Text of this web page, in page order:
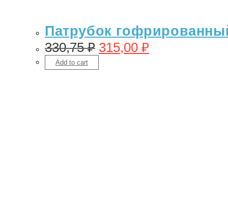
Патрубок
330,75₽ 315,00 ₽
Add to cart